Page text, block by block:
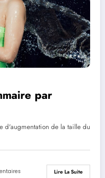
par
d'augmentation de la taille du
Lire La Suite